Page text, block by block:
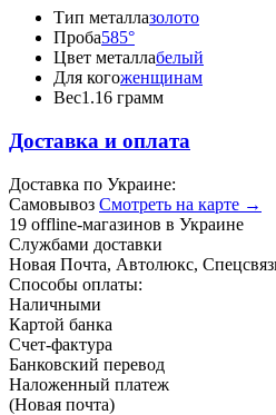
Тип металлазолото
Проба585°
Цвет металлабелый
Для когоженщинам
Вес1.16 грамм
Доставка и оплата
Доставка по Украине:
Самовывоз Смотреть на карте →
19 offline-магазинов в Украине
Службами доставки
Новая Почта, Автолюкс,
Способы оплаты:
Наличными
Картой банка
Счет-фактура
Банковский перевод
Наложенный платеж
(Новая почта)